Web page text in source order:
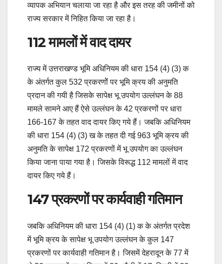
व्यापक अभियान चलाया जा रहा है और इस तरह की जमीनों को
राज्य सरकार में निहित किया जा रहा है।
112 मामलों में वाद दायर
राज्य में उत्तराखण्ड भूमि अधिनियम की धारा 154 (4) (3) क
के अंतर्गत कुल 532 प्रकरणोें पर भूमि क्रय की अनुमति
प्रदान की गयी है जिसके सापेक्ष भू उपयोग उल्लंघन के 88
मामले सामने आए हैं ऐसे उल्लंघन के 42 प्रकरणों पर धारा
166-167 के तहत वाद दायर किए गये हैं। जबकि अधिनियम
की धारा 154 (4) (3) ख के तहत दी गई 963 भूमि क्रय की
अनुमति के सापेक्ष 172 प्रकरणों में भू उपयोग का उल्लंघन
किया जाना पाया गया है। जिसके विरूद्ध 112 मामलों में वाद
दायर किए गये हैं।
147 प्रकरणों पर कार्यवाही गतिमान
जबकि अधिनियम की धारा 154 (4) (1) क के अंतर्गत प्रदेश
में भूमि क्रय के सापेक्ष भू उपयोग उल्लंघन के कुल 147
प्रकरणों पर कार्यवाही गतिमान है। जिसमें देहरादून के 77 में